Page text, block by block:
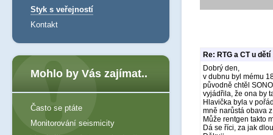
Re: RTG a CT u dětí
Dobrý den,
v dubnu byl mému
původně chtěl
vyjádřila, že ona by
Hlavička byla v
mně narůstá obava
Může rentgen takto
Dá se říci, za jak
Styk s veřejností
Kontakt
Mohlo by Vás zajímat..
Často se ptáte
Monitorování seismicity